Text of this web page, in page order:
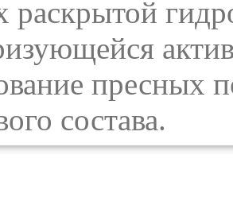
раскрытой
пресных
состава.